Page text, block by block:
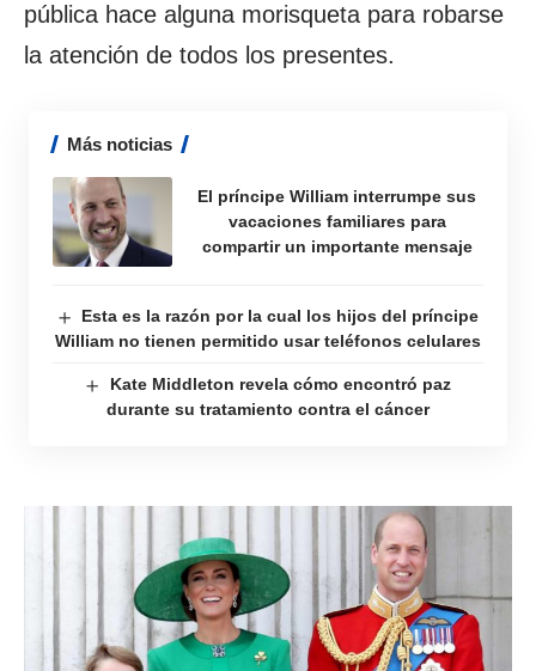
pública hace alguna morisqueta para robarse
la atención de todos los presentes.
Más noticias
El príncipe William interrumpe sus
vacaciones familiares para
compartir un importante mensaje
Esta es la razón por la cual los hijos del príncipe
William no tienen permitido usar teléfonos celulares
Kate Middleton revela cómo encontró paz
durante su tratamiento contra el cáncer